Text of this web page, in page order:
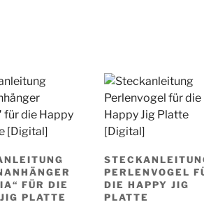
FÜR DIE
PLATTE
PERLENVOGEL
DIE HAPPY JIG
PLATTE